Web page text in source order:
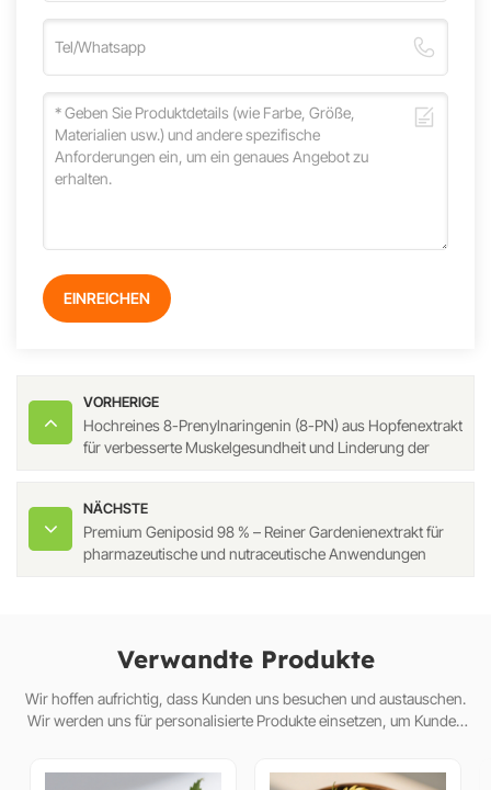
EINREICHEN
VORHERIGE
Hochreines 8-Prenylnaringenin (8-PN) aus Hopfenextrakt
für verbesserte Muskelgesundheit und Linderung der
NÄCHSTE
Premium Geniposid 98 % – Reiner Gardenienextrakt für
pharmazeutische und nutraceutische Anwendungen
Verwandte Produkte
Wir hoffen aufrichtig, dass Kunden uns besuchen und austauschen.
Wir werden uns für personalisierte Produkte einsetzen, um Kunden